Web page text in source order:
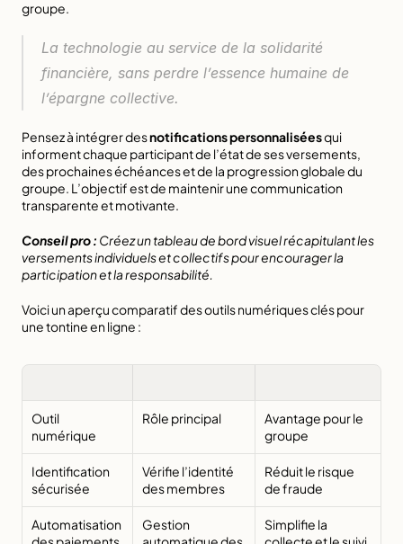
groupe.
La technologie au service de la solidarité
financière, sans perdre l’essence humaine de
l’épargne collective.
Pensez à intégrer des notifications personnalisées qui
informent chaque participant de l’état de ses versements,
des prochaines échéances et de la progression globale du
groupe. L’objectif est de maintenir une communication
transparente et motivante.
Conseil pro : Créez un tableau de bord visuel récapitulant les
versements individuels et collectifs pour encourager la
participation et la responsabilité.
Voici un aperçu comparatif des outils numériques clés pour
une tontine en ligne :
Outil
numérique
Rôle principal
Avantage pour le
groupe
Identification
sécurisée
Vérifie l’identité
des membres
Réduit le risque
de fraude
Automatisation
Gestion
Simplifie la